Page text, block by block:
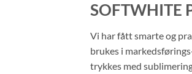
SOFTWHITE
Vi har fått smarte og
brukes i
trykkes med